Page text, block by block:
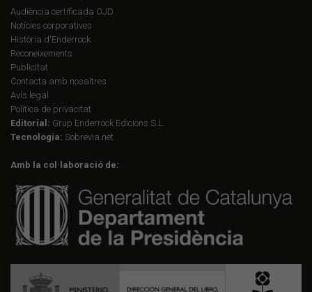
Audiència certificada OJD
Notícies corporatives
Història d'Enderrock
Reconeixements
Publicitat
Contacta amb nosaltres
Avís legal
Política de privacitat
Editorial: Grup Enderrock Edicions S.L.
Tecnologia: Sobrevia.net
Amb la col·laboració de: